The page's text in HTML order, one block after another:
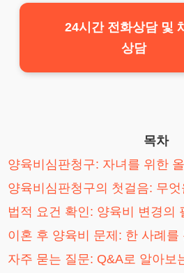
24시간 전화상담 및
상담
목차
양육비심판청구: 자녀를 위한
양육비심판청구의 첫걸음: 무
법적 요건 확인: 양육비 변경의
이혼 후 양육비 문제: 한 사례를
자주 묻는 질문: Q&A로 알아보